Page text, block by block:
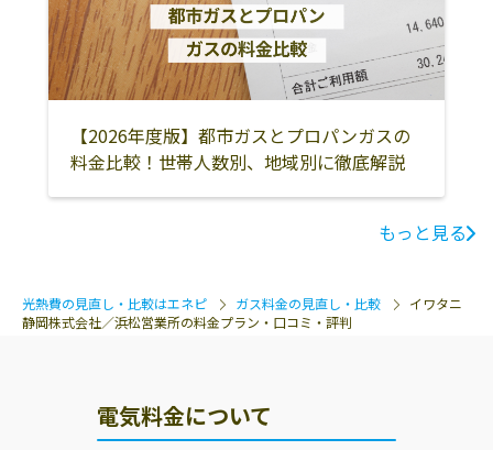
【2026年度版】都市ガスとプロパンガスの
料金比較！世帯人数別、地域別に徹底解説
もっと見る
光熱費の見直し・比較はエネピ ガス料金の見直し・比較
イワタニ
静岡株式会社／浜松営業所の料金プラン・口コミ・評判
電気料金について